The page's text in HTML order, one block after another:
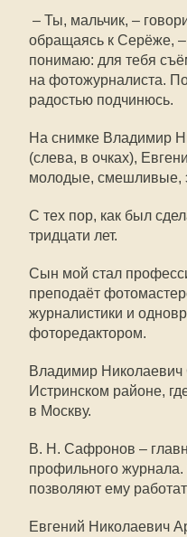
– Ты, мальчик, –
обращаясь к Серёже,
понимаю: для тебя
на фотожурналиста.
радостью подчинюсь.
На снимке Владимир
(слева, в очках),
молодые, смешливые,
С тех пор, как был
тридцати лет.
Сын мой стал
преподаёт
журналистики и
фоторедактором.
Владимир
Истринском районе,
в Москву.
В. Н. Сафронов –
профильного
позволяют ему
Евгений Николаевич